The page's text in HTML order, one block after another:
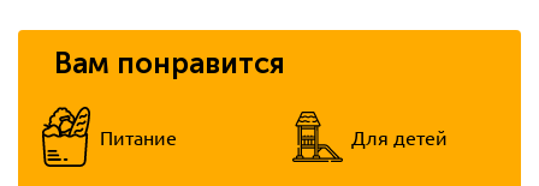
Вам понравится
Питание Для детей